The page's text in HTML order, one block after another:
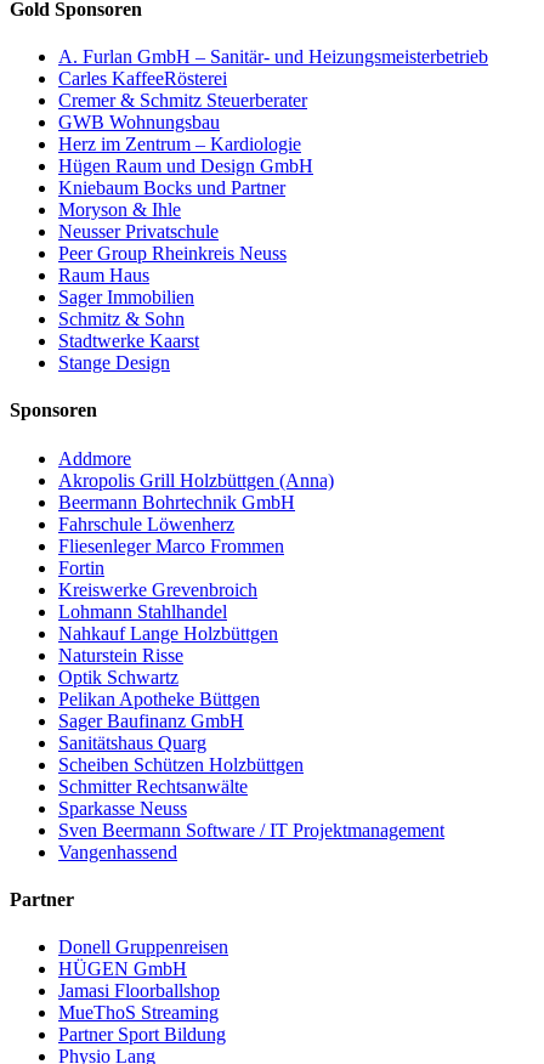
Gold Sponsoren
A. Furlan GmbH – Sanitär- und Heizungsmeisterbetrieb
Carles KaffeeRösterei
Cremer & Schmitz Steuerberater
GWB Wohnungsbau
Herz im Zentrum – Kardiologie
Hügen Raum und Design GmbH
Kniebaum Bocks und Partner
Moryson & Ihle
Neusser Privatschule
Peer Group Rheinkreis Neuss
Raum Haus
Sager Immobilien
Schmitz & Sohn
Stadtwerke Kaarst
Stange Design
Sponsoren
Addmore
Akropolis Grill Holzbüttgen (Anna)
Beermann Bohrtechnik GmbH
Fahrschule Löwenherz
Fliesenleger Marco Frommen
Fortin
Kreiswerke Grevenbroich
Lohmann Stahlhandel
Nahkauf Lange Holzbüttgen
Naturstein Risse
Optik Schwartz
Pelikan Apotheke Büttgen
Sager Baufinanz GmbH
Sanitätshaus Quarg
Scheiben Schützen Holzbüttgen
Schmitter Rechtsanwälte
Sparkasse Neuss
Sven Beermann Software / IT Projektmanagement
Vangenhassend
Partner
Donell Gruppenreisen
HÜGEN GmbH
Jamasi Floorballshop
MueThoS Streaming
Partner Sport Bildung
Physio Lang